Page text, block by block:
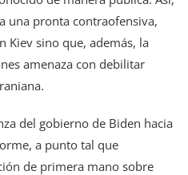
una pronta contraofensiva,
Kiev sino que, además, la
amenaza con debilitar
del gobierno de Biden hacia
a punto tal que
de primera mano sobre